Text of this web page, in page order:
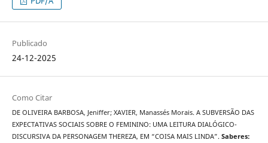
Publicado
24-12-2025
Como Citar
DE OLIVEIRA BARBOSA, Jeniffer; XAVIER, Manassés Morais. A SUBVERSÃO DAS
EXPECTATIVAS SOCIAIS SOBRE O FEMININO: UMA LEITURA DIALÓGICO-
DISCURSIVA DA PERSONAGEM THEREZA, EM “COISA MAIS LINDA”. Saberes: